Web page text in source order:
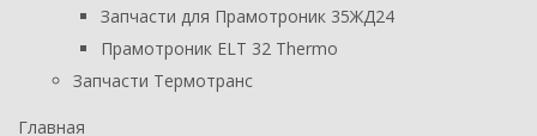
Запчасти для Прамотроник 35ЖД24
Прамотроник ELT 32 Thermo
Запчасти Термотранс
Главная